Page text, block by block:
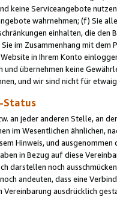
keine Serviceangebote
wahrnehmen; (f) Sie
einhalten, die den
im Zusammenhang mit
in Ihrem Konto
und übernehmen keine
und wir sind nicht für
Status
an jeder anderen Stelle, an
im Wesentlichen ähnlichen,
Hinweis, und
in Bezug auf diese
darstellen noch
andeuten, dass eine
ausdrücklich